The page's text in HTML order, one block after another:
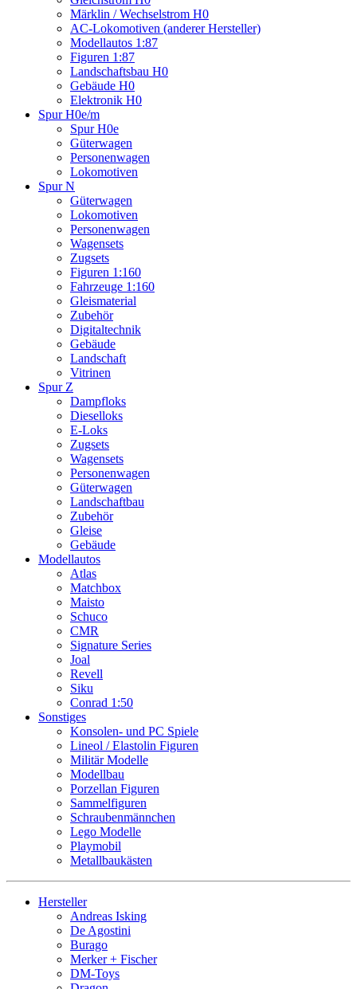
Märklin / Wechselstrom H0
AC-Lokomotiven (anderer Hersteller)
Modellautos 1:87
Figuren 1:87
Landschaftsbau H0
Gebäude H0
Elektronik H0
Spur H0e/m
Spur H0e
Güterwagen
Personenwagen
Lokomotiven
Spur N
Güterwagen
Lokomotiven
Personenwagen
Wagensets
Zugsets
Figuren 1:160
Fahrzeuge 1:160
Gleismaterial
Zubehör
Digitaltechnik
Gebäude
Landschaft
Vitrinen
Spur Z
Dampfloks
Dieselloks
E-Loks
Zugsets
Wagensets
Personenwagen
Güterwagen
Landschaftbau
Zubehör
Gleise
Gebäude
Modellautos
Atlas
Matchbox
Maisto
Schuco
CMR
Signature Series
Joal
Revell
Siku
Conrad 1:50
Sonstiges
Konsolen- und PC Spiele
Lineol / Elastolin Figuren
Militär Modelle
Modellbau
Porzellan Figuren
Sammelfiguren
Schraubenmännchen
Lego Modelle
Playmobil
Metallbaukästen
Hersteller
Andreas Isking
De Agostini
Burago
Merker + Fischer
DM-Toys